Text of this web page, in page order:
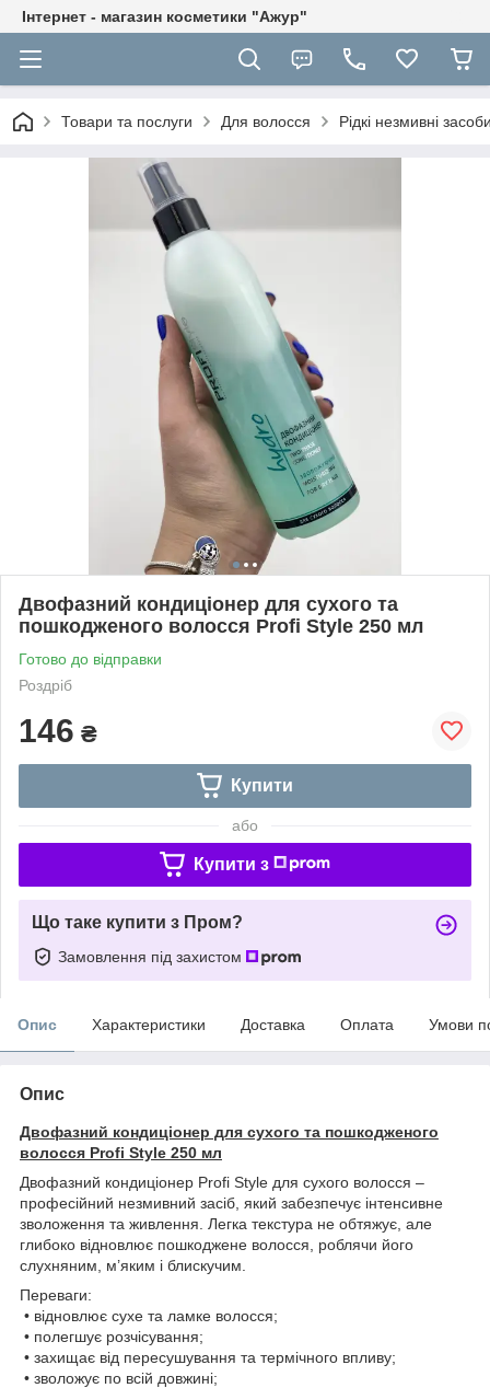
Інтернет - магазин косметики "Ажур"
Товари та послуги Для волосся Рідкі незмивні
Двофазний кондиціонер для сухого та
пошкодженого волосся Profi Style 250 мл
Готово до відправки
Роздріб
146 ₴
Купити
або
Купити з
Що таке купити з Пром?
Замовлення під захистом
Опис Характеристики Доставка Оплата Умови
Опис
Двофазний кондиціонер для сухого та пошкодженого
волосся Profi Style 250 мл
Двофазний кондиціонер Profi Style для сухого волосся –
професійний незмивний засіб, який забезпечує інтенсивне
зволоження та живлення. Легка текстура не обтяжує, але
глибоко відновлює пошкоджене волосся, роблячи його
слухняним, м’яким і блискучим.
Переваги:
• відновлює сухе та ламке волосся;
• полегшує розчісування;
• захищає від пересушування та термічного впливу;
• зволожує по всій довжині;